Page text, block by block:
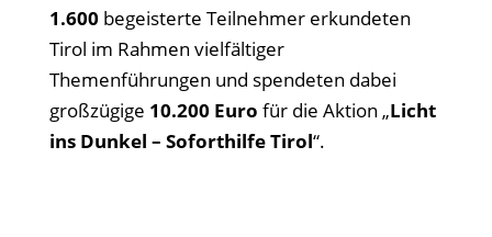
1.600 begeisterte Teilnehmer erkundeten
Tirol im Rahmen vielfältiger
Themenführungen und spendeten dabei
großzügige 10.200 Euro für die Aktion „Licht
ins Dunkel – Soforthilfe Tirol“.